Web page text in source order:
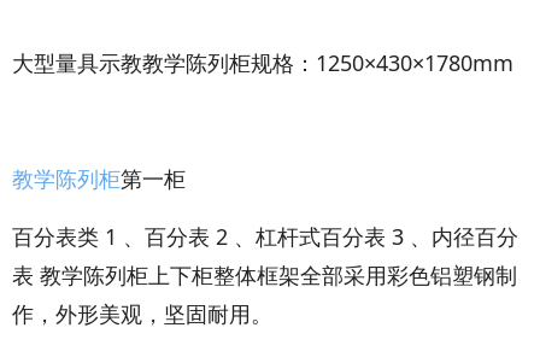
大型量具示教教学陈列柜规格：1250×430×1780mm
教学陈列柜第一柜
百分表类 1 、百分表 2 、杠杆式百分表 3 、内径百分
表 教学陈列柜上下柜整体框架全部采用彩色铝塑钢制
作，外形美观，坚固耐用。